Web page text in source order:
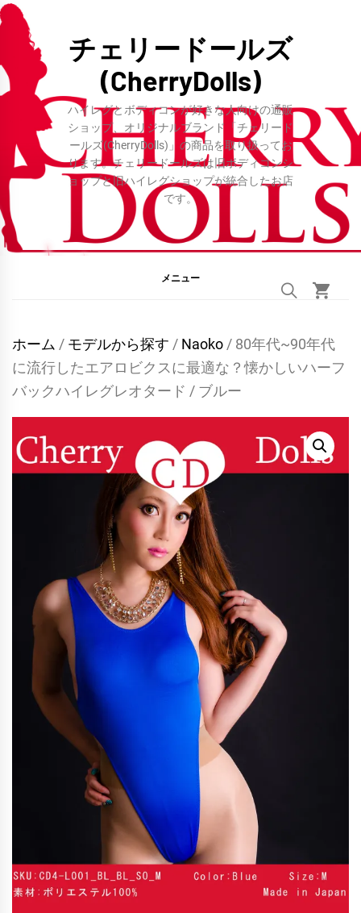
コ
ン
キ
ッ
プ
チェリードールズ
(CherryDolls)
ハイレグとボディコンが好きな人向けの通販
ショップ、オリジナルブランド「チェリード
ールズ(CherryDolls)」の商品を取り扱ってお
ります。チェリードールズは旧ボディコンシ
ョップと旧ハイレグショップが統合したお店
です。
メニュー
ホーム / モデルから探す / Naoko / 80年代~90年代
に流行したエアロビクスに最適な？懐かしいハーフ
バックハイレグレオタード / ブルー